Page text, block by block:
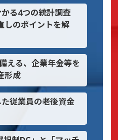
る4つの統計調査
しのポイントを解
える、企業年金等を
形成
従業員の老後資金